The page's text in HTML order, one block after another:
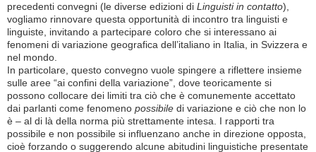
precedenti convegni (le diverse edizioni di Linguisti in contatto),
vogliamo rinnovare questa opportunità di incontro tra linguisti e
linguiste, invitando a partecipare coloro che si interessano ai
fenomeni di variazione geografica dell’italiano in Italia, in Svizzera e
nel mondo.
In particolare, questo convegno vuole spingere a riflettere insieme
sulle aree “ai confini della variazione”, dove teoricamente si
possono collocare dei limiti tra ciò che è comunemente accettato
dai parlanti come fenomeno possibile di variazione e ciò che non lo
è – al di là della norma più strettamente intesa. I rapporti tra
possibile e non possibile si influenzano anche in direzione opposta,
cioè forzando o suggerendo alcune abitudini linguistiche presentate